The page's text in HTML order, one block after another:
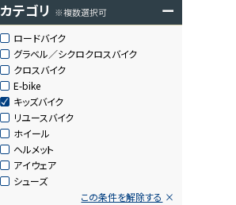
カテゴリ ※複数選択可 ー
ロードバイク
グラベル／シクロクロスバイク
クロスバイク
E-bike
キッズバイク
リユースバイク
ホイール
ヘルメット
アイウェア
シューズ
この条件を解除する